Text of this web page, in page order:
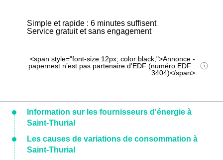
Simple et rapide : 6 minutes suffisent
Service gratuit et sans engagement
<span style="font-size:12px; color:black;">Annonce -
papernest n’est pas partenaire d’EDF (numéro EDF :
3404)</span>
Information sur les fournisseurs d'énergie à
Saint-Thurial
Les causes de variations de consommation à
Saint-Thurial